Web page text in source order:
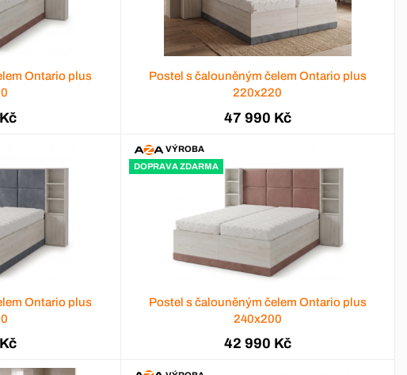
Ontario plus
Postel s čalouněným čelem Ontario plus
220x220
47 990 Kč
Ontario plus
VÝROBA
DOPRAVA ZDARMA
Postel s čalouněným čelem Ontario plus
240x200
42 990 Kč